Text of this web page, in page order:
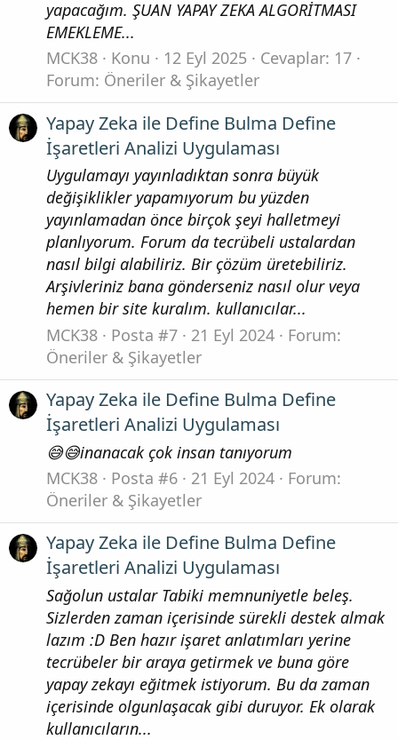
yapacağım. ŞUAN YAPAY ZEKA ALGORİTMASI
EMEKLEME...
MCK38
Konu 12 Eyl 2025
Cevaplar: 17
Forum: Öneriler & Şikayetler
Yapay Zeka ile Define Bulma Define
İşaretleri Analizi Uygulaması
Uygulamayı yayınladıktan sonra büyük
değişiklikler yapamıyorum bu yüzden
yayınlamadan önce birçok şeyi halletmeyi
planlıyorum. Forum da tecrübeli ustalardan
nasıl bilgi alabiliriz. Bir çözüm üretebiliriz.
Arşivleriniz bana gönderseniz nasıl olur veya
hemen bir site kuralım. kullanıcılar...
MCK38
Posta #7 21 Eyl 2024
Forum:
Öneriler & Şikayetler
Yapay Zeka ile Define Bulma Define
İşaretleri Analizi Uygulaması
😅😅inanacak çok insan tanıyorum
MCK38
Posta #6 21 Eyl 2024
Forum:
Öneriler & Şikayetler
Yapay Zeka ile Define Bulma Define
İşaretleri Analizi Uygulaması
Sağolun ustalar Tabiki memnuniyetle beleş.
Sizlerden zaman içerisinde sürekli destek almak
lazım :D Ben hazır işaret anlatımları yerine
tecrübeler bir araya getirmek ve buna göre
yapay zekayı eğitmek istiyorum. Bu da zaman
içerisinde olgunlaşacak gibi duruyor. Ek olarak
kullanıcıların...